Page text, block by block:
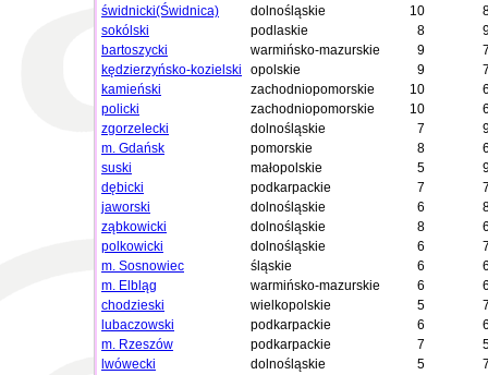
świdnicki(Świdnica)
dolnośląskie 10
sokólski
podlaskie 8
bartoszycki
warmińsko-mazurskie 9
kędzierzyńsko-kozielski
opolskie 9
kamieński
zachodniopomorskie 10
policki
zachodniopomorskie 10
zgorzelecki
dolnośląskie 7
m. Gdańsk
pomorskie 8
suski
małopolskie 5
dębicki
podkarpackie 7
jaworski
dolnośląskie 6
ząbkowicki
dolnośląskie 8
polkowicki
dolnośląskie 6
m. Sosnowiec
śląskie 6
m. Elbląg
warmińsko-mazurskie 6
chodzieski
wielkopolskie 5
lubaczowski
podkarpackie 6
m. Rzeszów
podkarpackie 7
lwówecki
dolnośląskie 5